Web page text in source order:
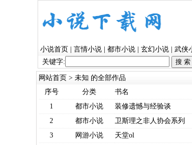
小说首页 言情小说| 都市小说| 玄幻小说| 武侠
关键字:
网站首页 > 未知 的全部作品
序号
分类 书名
1
都市小说 装修遗憾与经验谈
2
都市小说 卫斯理之非人协会系列
3
网游小说 天堂ol